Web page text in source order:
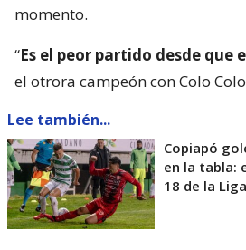
momento.
“Es el peor partido desde que
el otrora campeón con Colo
Lee también...
Copiapó
en la tabla:
18 de la